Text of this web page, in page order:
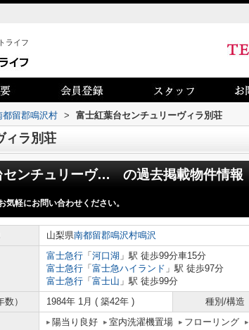
ライフ
都留郡鳴沢村 > 富士紅葉台センチュリーヴィラ別荘
ィラ別荘
富士紅葉台センチュリーヴィラ別荘 の過去掲載物件情報
気軽にお問い合わせください。
山梨県南都留郡鳴沢村鳴沢
富士急行 「 河口湖 」駅 徒歩99分車15分
富士急行 「 富士急ハイランド 」駅 徒歩97分
富士急行 「 富士山 」駅 徒歩99分
）
1984年 1月 ( 築42年 ) 種別/構造
陽当り良好 室内洗濯機置場 フローリング